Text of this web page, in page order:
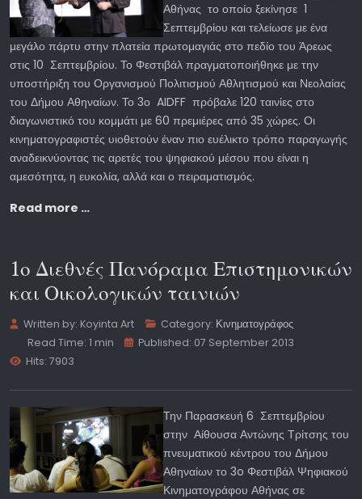
Αθήνας το οποίο ξεκίνησε 1
Σεπτεμβρίου και τελείωσε με ένα
μεγάλο πάρτυ στην πλατεία πρωτομαγιάς στο πεδίο του Άρεως
στις 10 Σεπτεμβρίου. Το Φεστιβάλ πραγματοποιήθηκε με την
υποστήριξη του Οργανισμού Πολιτισμού Αθλητισμού και Νεολαίας
του Δήμου Αθηναίων. Το 3ο AIDFF πρόβαλε 120 ταινίες στο
διαγωνιστικό του κομμάτι με 60 πρεμιέρες από 35 χώρες. Οι
κινηματογραφιστές υιοθετούν έναν πιο ευέλικτο τρόπο παραγωγής
αναδεικνύοντας τις αρετές του ψηφιακού μέσου που είναι η
αμεσότητα, η ευκολία, αλλά και ο πειραματισμός.
Read more …
1ο Διεθνές Πανόραμα Επιστημονικών
και Οικολογικών ταινιών
Written by: Koyinta Art Category: Κινηματογράφος
Read Time: 1 min
Published: 07 September 2013
Hits: 7903
Την Παρασκευή 6 Σεπτεμβρίου
στην Αίθουσα Αντώνης Τρίτσης του
πνευματικού κέντρου του Δήμου
Αθηναίων το 3o Φεστιβάλ Ψηφιακού
Κινηματογράφου Αθήνας σε